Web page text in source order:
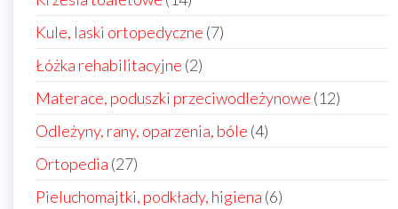
produktów
Kule, laski ortopedyczne 77
Łóżka rehabilitacyjne 22
produkty
Materace, poduszki przeciwodleżynowe 1212
Odleżyny, rany, oparzenia, bóle 44
Ortopedia 2727
produktów
Pieluchomajtki, podkłady, higiena 66